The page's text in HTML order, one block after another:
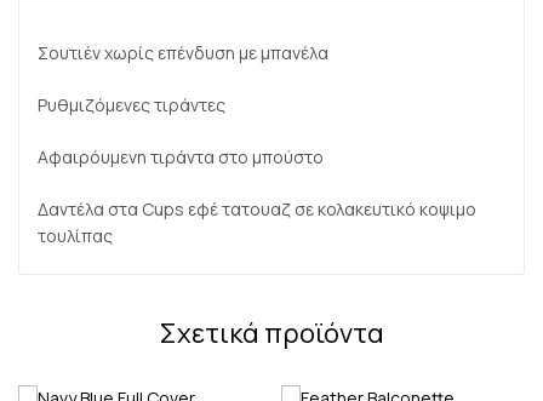
Σουτιέν χωρίς επένδυση με μπανέλα
Ρυθμιζόμενες τιράντες
Αφαιρόυμενη τιράντα στο μπούστο
Δαντέλα στα Cups εφέ τατουαζ σε κολακευτικό κοψιμο
τουλίπας
Σχετικά προϊόντα